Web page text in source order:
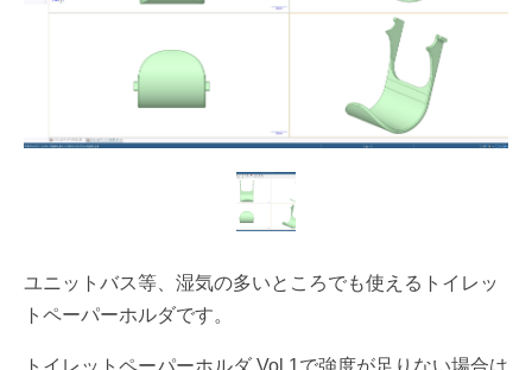
ユニットバス等、湿気の多いところでも使えるトイレッ
トペーパーホルダです。
トイレットペーパーホルダ Vol.1で強度が足りない場合は